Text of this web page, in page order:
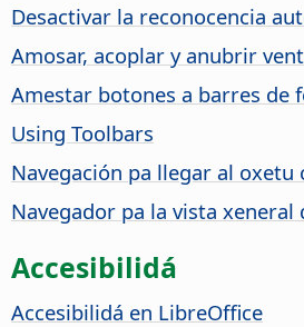
Desactivar la reconocencia
Amosar, acoplar y anubrir
Amestar botones a barres de
Using Toolbars
Navegación pa llegar al oxetu
Navegador pa la vista xeneral
Accesibilidá
Accesibilidá en LibreOffice